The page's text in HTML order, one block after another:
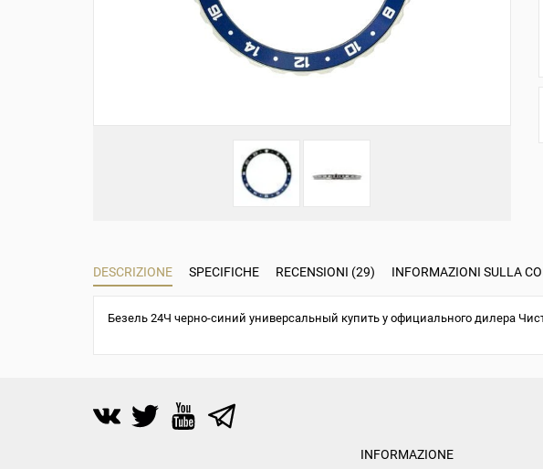
DESCRIZIONE SPECIFICHE RECENSIONI (29) INFORMAZIONI SULLA
Безель 24Ч черно-синий универсальный купить у официального дилера
INFORMAZIONE